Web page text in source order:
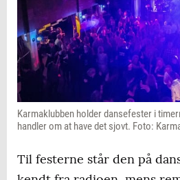
Karmaklubben holder dansefester i
handler om at have det sjovt. Foto:
Til festerne står den på